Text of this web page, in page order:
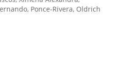
Ponce-Rivera, Oldrich